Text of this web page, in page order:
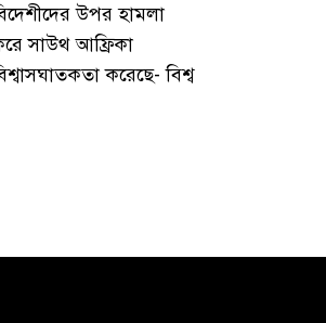
উপর হামলা
সাউথ আফ্রিকা
করেছে- বিশ্ব